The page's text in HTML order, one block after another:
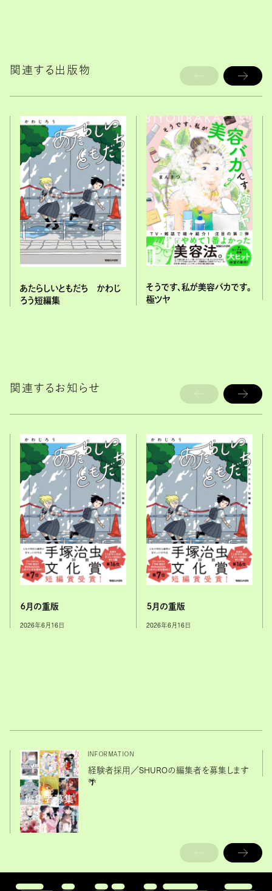
関連する出版物
あたらしいともだち かわじ
ろう短編集
そうです、私が美容バカです。
極ツヤ
関連するお知らせ
６月の重版
2026年6月16日
５月の重版
2026年6月16日
INFORMATION
経験者採用／SHUROの編集者を募集します
🌴